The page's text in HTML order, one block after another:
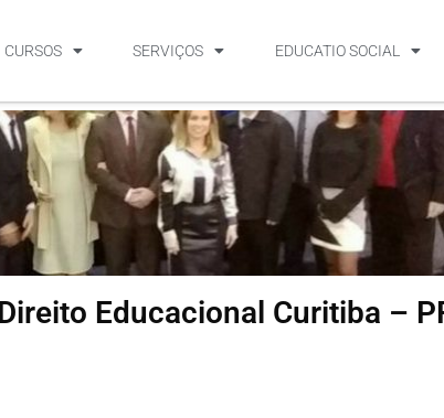
CURSOS SERVIÇOS EDUCATIO SOCIAL
Educacional Curitiba –